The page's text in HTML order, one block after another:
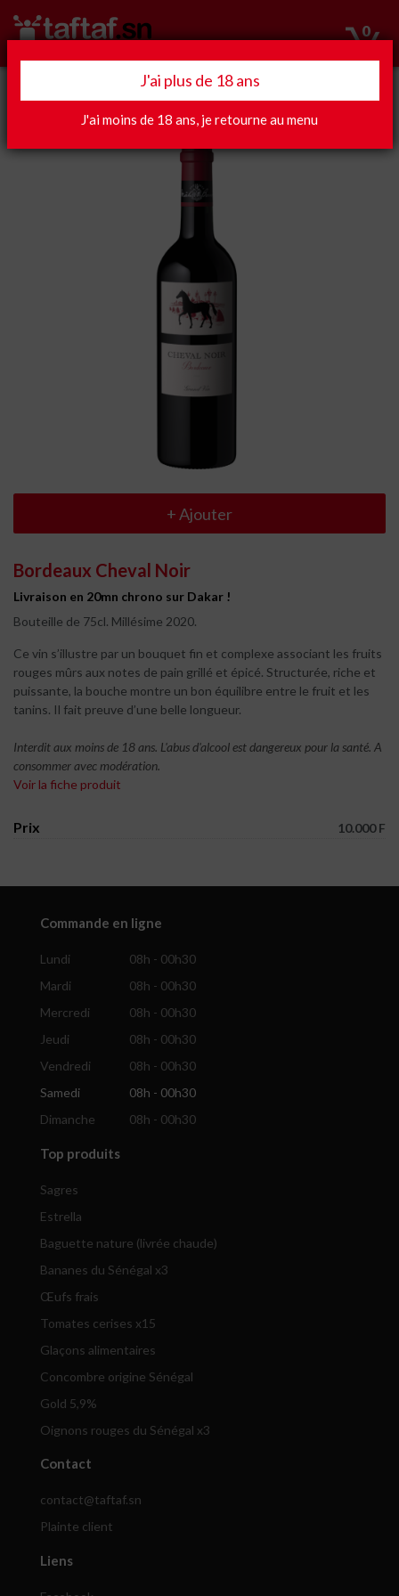
J'ai plus de 18 ans
J'ai moins de 18 ans, je retourne au menu
0
Apéro
+Ajouter
Bordeaux Cheval Noir
Livraison en 20mn chrono sur Dakar !
Bouteille de 75cl. Millésime 2020.
Ce vin s’illustre par un bouquet fin et complexe associant les fruits
rouges mûrs aux notes de pain grillé et épicé. Structurée, riche et
puissante, la bouche montre un bon équilibre entre le fruit et les
tanins. Il fait preuve d’une belle longueur.
Interdit aux moins de 18 ans. L'abus d'alcool est dangereux pour la santé. A
consommer avec modération.
Voir la fiche produit
Prix 10.000 F
Commande en ligne
Lundi
08h - 00h30
Mardi
08h - 00h30
Mercredi
08h - 00h30
Jeudi
08h - 00h30
Vendredi
08h - 00h30
Samedi
08h - 00h30
Dimanche
08h - 00h30
Top produits
Sagres
Estrella
Baguette nature (livrée chaude)
Bananes du Sénégal x3
Œufs frais
Tomates cerises x15
Glaçons alimentaires
Concombre origine Sénégal
Gold 5,9%
Oignons rouges du Sénégal x3
Contact
contact@taftaf.sn
Plainte client
Liens